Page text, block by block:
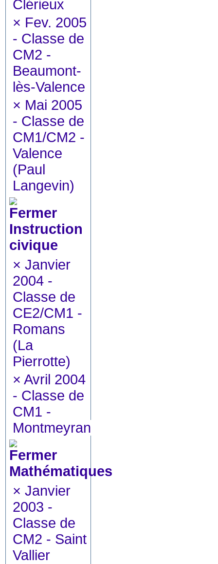
Clérieux
× Fev. 2005
- Classe de
CM2 -
Beaumont-
lès-Valence
× Mai 2005
- Classe de
CM1/CM2 -
Valence
(Paul
Langevin)
Instruction
civique
× Janvier
2004 -
Classe de
CE2/CM1 -
Romans
(La
Pierrotte)
× Avril 2004
- Classe de
CM1 -
Montmeyran
Mathématiques
× Janvier
2003 -
Classe de
CM2 - Saint
Vallier